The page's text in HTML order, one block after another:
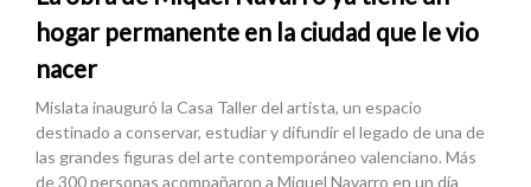
hogar permanente en la ciudad que le vio
nacer
Mislata inauguró la Casa Taller del artista, un espacio
destinado a conservar, estudiar y difundir el legado de una de
las grandes figuras del arte contemporáneo valenciano. Más
de 300 personas acompañaron a Miquel Navarro en un día